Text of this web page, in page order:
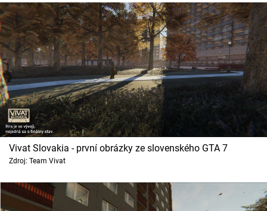
Vivat Slovakia - první obrázky ze slovenského GTA 7
Zdroj: Team Vivat